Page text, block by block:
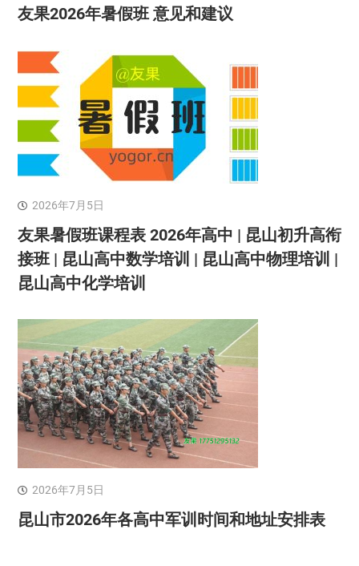
友果2026年暑假班 意见和建议
2026年7月5日
友果暑假班课程表 2026年高中 | 昆山初升高衔
接班 | 昆山高中数学培训 | 昆山高中物理培训 |
昆山高中化学培训
2026年7月5日
昆山市2026年各高中军训时间和地址安排表